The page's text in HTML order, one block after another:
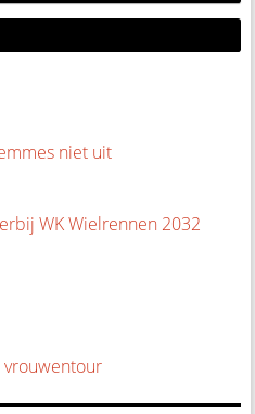
niet uit
WK Wielrennen 2032
vrouwentour